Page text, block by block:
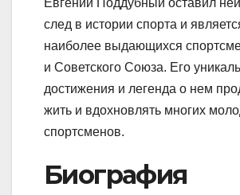
след в истории спорта и
наиболее выдающихся
и Советского Союза. Его
достижения и легенда о нем
жить и вдохновлять многих
спортсменов.
Биография